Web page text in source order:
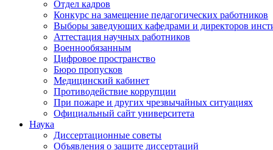
Отдел кадров
Конкурс на замещение педагогических работников
Выборы заведующих кафедрами и директоров
Аттестация научных работников
Военнообязанным
Цифровое пространство
Бюро пропусков
Медицинский кабинет
Противодействие коррупции
При пожаре и других чрезвычайных ситуациях
Официальный сайт университета
Наука
Диссертационные советы
Объявления о защите диссертаций